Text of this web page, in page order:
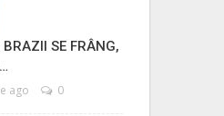
SE FRÂNG,
ago 0